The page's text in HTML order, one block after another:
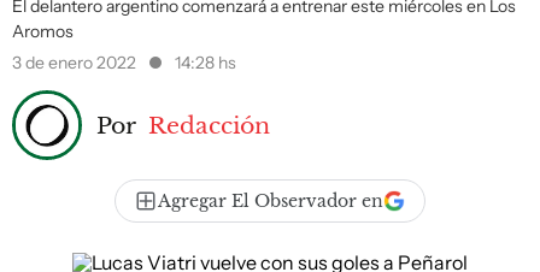
El delantero argentino comenzará a entrenar este miércoles en Los
Aromos
3 de enero 2022
14:28 hs
Por Redacción
Agregar El Observador en